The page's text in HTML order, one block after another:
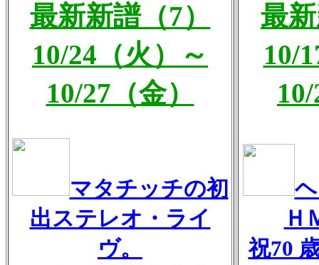
最新新譜（7）
10/24（火）～
10/27（金）
マタチッチの初
出ステレオ・ライ
ヴ。
最
10/
Ｈ
祝70